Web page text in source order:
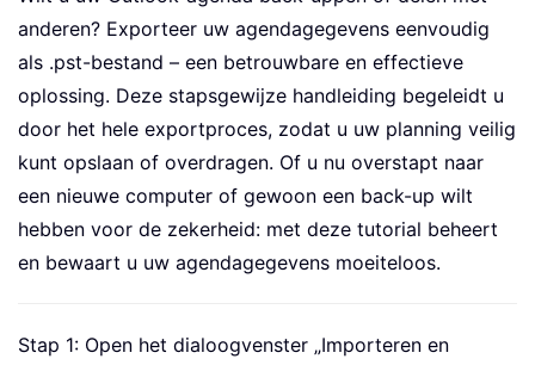
anderen? Exporteer uw agendagegevens eenvoudig
als .pst-bestand – een betrouwbare en effectieve
oplossing. Deze stapsgewijze handleiding begeleidt u
door het hele exportproces, zodat u uw planning veilig
kunt opslaan of overdragen. Of u nu overstapt naar
een nieuwe computer of gewoon een back-up wilt
hebben voor de zekerheid: met deze tutorial beheert
en bewaart u uw agendagegevens moeiteloos.
Stap 1: Open het dialoogvenster „Importeren en